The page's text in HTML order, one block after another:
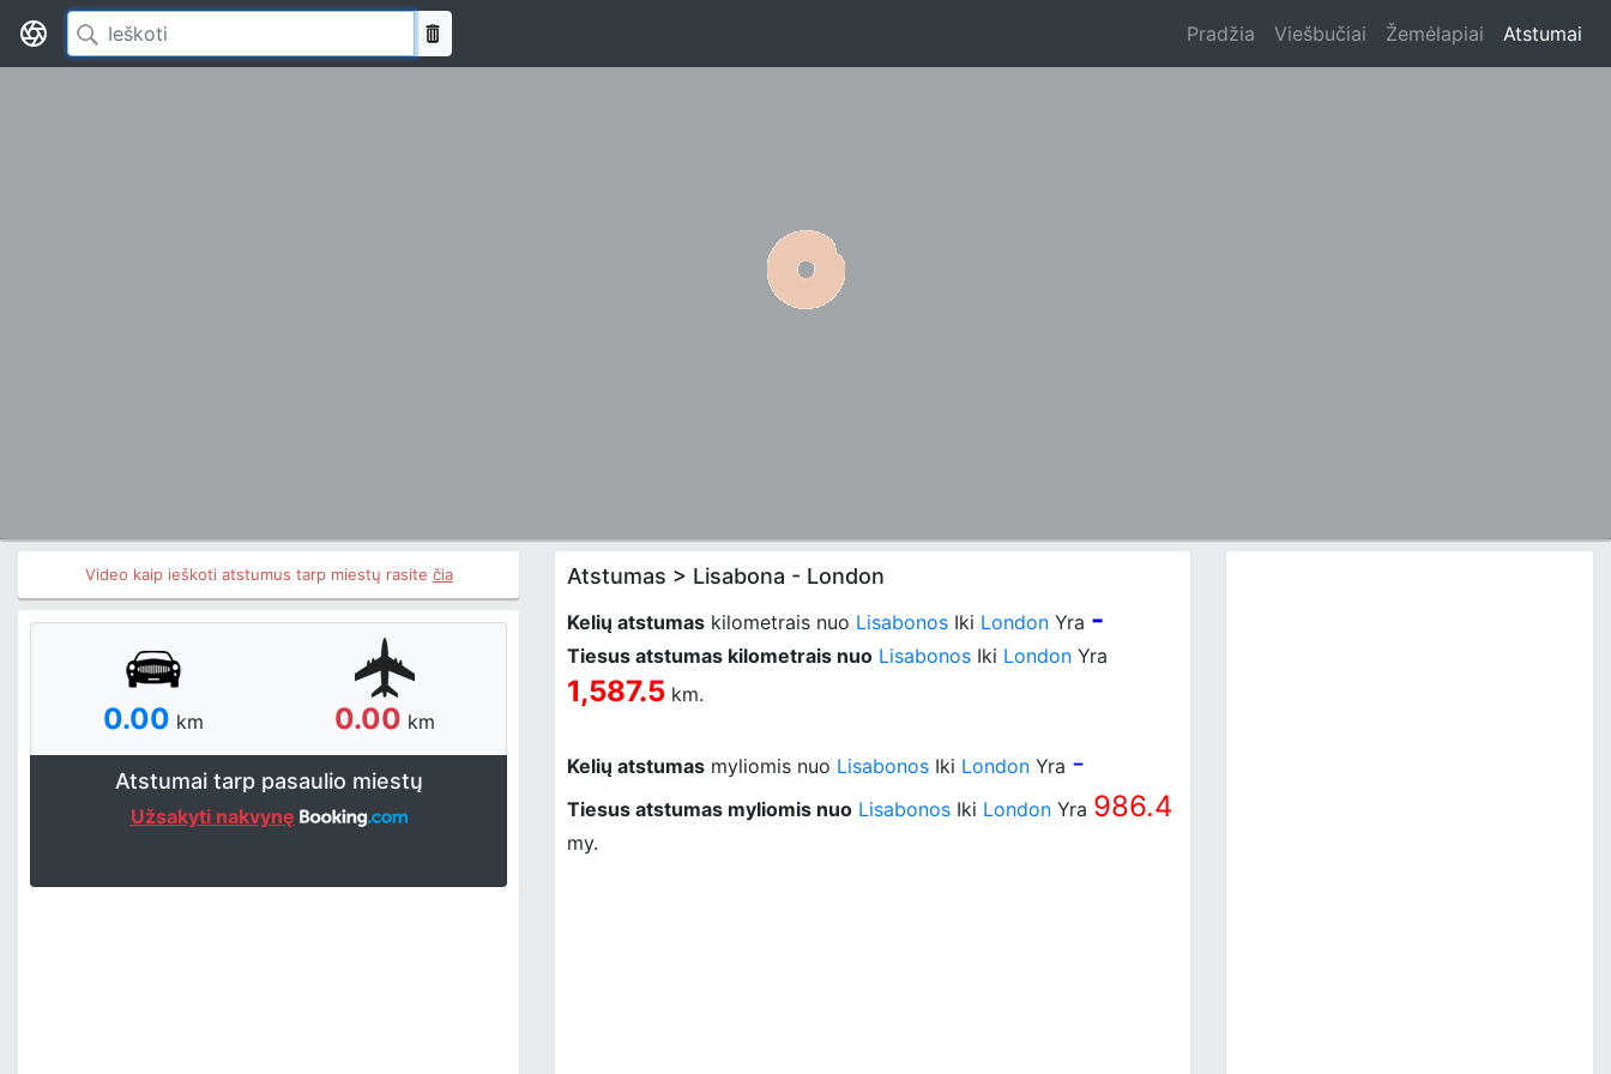
Pradžia Viešbučiai Žemėlapiai Atstumai
Video kaip ieškoti atstumus tarp miestų rasite čia
0.00 km 0.00 km
Atstumai tarp pasaulio miestų
Užsakyti nakvynę
Atstumas > Lisabona - London
Kelių atstumas kilometrais nuo Lisabonos Iki London Yra -
Tiesus atstumas kilometrais nuo Lisabonos Iki London Yra
1,587.5 km.
Kelių atstumas myliomis nuo Lisabonos Iki London Yra -
Tiesus atstumas myliomis nuo Lisabonos Iki London Yra 986.4
my.